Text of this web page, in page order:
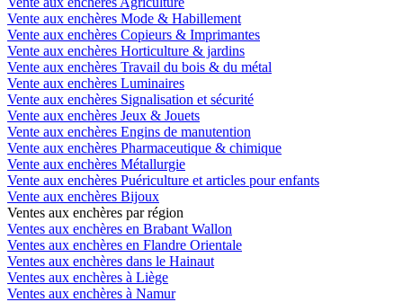
Vente aux enchères Mode & Habillement
Vente aux enchères Copieurs & Imprimantes
Vente aux enchères Horticulture & jardins
Vente aux enchères Travail du bois & du métal
Vente aux enchères Luminaires
Vente aux enchères Signalisation et sécurité
Vente aux enchères Jeux & Jouets
Vente aux enchères Engins de manutention
Vente aux enchères Pharmaceutique & chimique
Vente aux enchères Métallurgie
Vente aux enchères Puériculture et articles pour enfants
Vente aux enchères Bijoux
Ventes aux enchères par région
Ventes aux enchères en Brabant Wallon
Ventes aux enchères en Flandre Orientale
Ventes aux enchères dans le Hainaut
Ventes aux enchères à Liège
Ventes aux enchères à Namur